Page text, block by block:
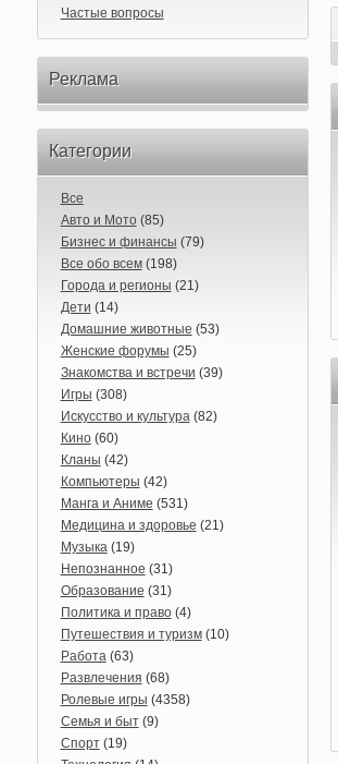
Частые вопросы
Реклама
Категории
Все
Авто и Мото(85)
Бизнес и финансы (79)
Все обо всем(198)
Города и регионы (21)
Дети (14)
Домашние животные (53)
Женские форумы (25)
Знакомства и встречи (39)
Игры (308)
Искусство и культура(82)
Кино(60)
Кланы (42)
Компьютеры (42)
Манга и Аниме (531)
Медицина и здоровье (21)
Музыка(19)
Непознанное (31)
Образование (31)
Политика и право(4)
Путешествия и туризм(10)
Работа(63)
Развлечения (68)
Ролевые игры (4358)
Семья и быт(9)
Спорт(19)